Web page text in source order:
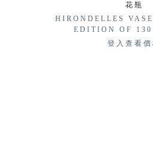
花瓶
HIRONDELLES
EDITION OF 130
登入查看價